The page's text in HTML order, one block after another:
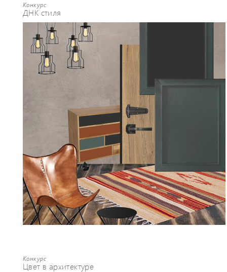
Конкурс
ДНК стиля
Конкурс
Цвет в архитектуре